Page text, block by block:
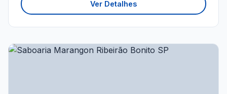
Ver Detalhes